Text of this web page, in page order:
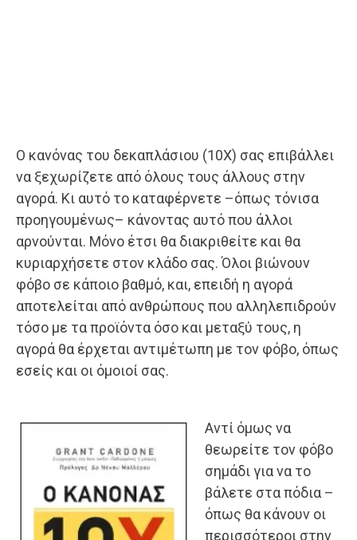
Ο κανόνας του δεκαπλάσιου (10Χ) σας επιβάλλει
να ξεχωρίζετε από όλους τους άλλους στην
αγορά. Κι αυτό το καταφέρνετε –όπως τόνισα
προηγουμένως– κάνοντας αυτό που άλλοι
αρνούνται. Μόνο έτσι θα διακριθείτε και θα
κυριαρχήσετε στον κλάδο σας. Όλοι βιώνουν
φόβο σε κάποιο βαθμό, και, επειδή η αγορά
αποτελείται από ανθρώπους που αλληλεπιδρούν
τόσο με τα προϊόντα όσο και μεταξύ τους, η
αγορά θα έρχεται αντιμέτωπη με τον φόβο, όπως
εσείς και οι όμοιοί σας.
Αντί όμως να
θεωρείτε τον φόβο
σημάδι για να το
βάλετε στα πόδια –
όπως θα κάνουν οι
περισσότεροι στην